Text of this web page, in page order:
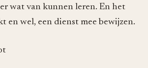
wat van kunnen leren. En het
en wel, een dienst mee bewijzen.